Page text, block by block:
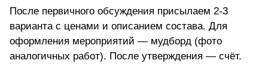
После первичного обсуждения присылаем 2-3
варианта с ценами и описанием состава. Для
оформления мероприятий — мудборд (фото
аналогичных работ). После утверждения — счёт.